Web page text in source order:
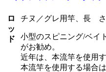
ロ
ッ
ド
チヌ／グレ用竿、長
小型のスピニング/ベイ
がお勧め。
近年は、本流竿を使用
本流竿を使用する場合